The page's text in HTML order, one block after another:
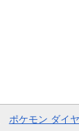
ポケモン ダイ